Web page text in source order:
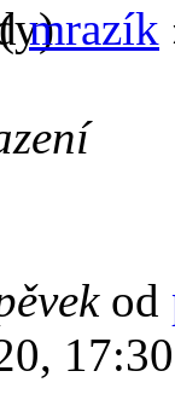
mrazík
od
17:30